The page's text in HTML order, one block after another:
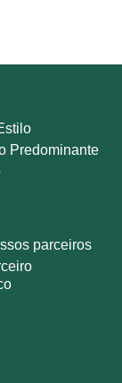
Predominante
parceiros